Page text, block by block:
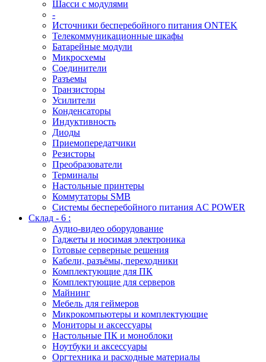
Шасси с модулями
-
Источники бесперебойного питания ONTEK
Телекоммуникационные шкафы
Батарейные модули
Микросхемы
Соединители
Разъемы
Транзисторы
Усилители
Конденсаторы
Индуктивность
Диоды
Приемопередатчики
Резисторы
Преобразователи
Терминалы
Настольные принтеры
Коммутаторы SMB
Системы бесперебойного питания AC POWER
Склад - 6 :
Аудио-видео оборудование
Гаджеты и носимая электроника
Готовые серверные решения
Кабели, разъёмы, переходники
Комплектующие для ПК
Комплектующие для серверов
Майнинг
Мебель для геймеров
Микрокомпьютеры и комплектующие
Мониторы и аксессуары
Настольные ПК и моноблоки
Ноутбуки и аксессуары
Оргтехника и расходные материалы